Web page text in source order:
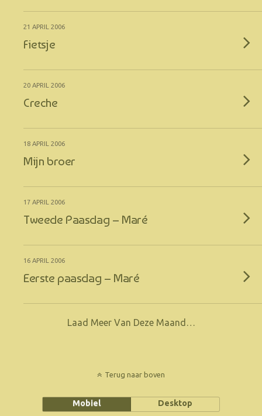
21 APRIL 2006
Fietsje
20 APRIL 2006
Creche
18 APRIL 2006
Mijn broer
17 APRIL 2006
Tweede Paasdag – Maré
16 APRIL 2006
Eerste paasdag – Maré
Laad Meer Van Deze Maand…
Terug naar boven
Mobiel Desktop